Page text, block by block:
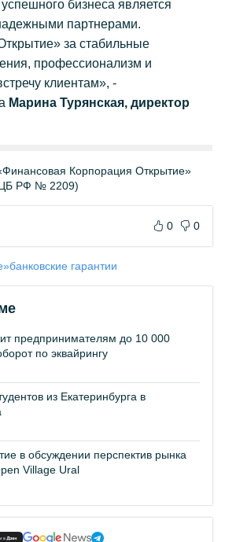
бизнеса является
партнерами.
за стабильные
профессионализм и
клиентам», -
Марина Турянская, директор
Корпорация Открытие»
РФ № 2209)
0 0
банковские гарантии
предпринимателям до 10 000
по эквайрингу
из Екатеринбурга в
в обсуждении перспектив рынка
Village Ural